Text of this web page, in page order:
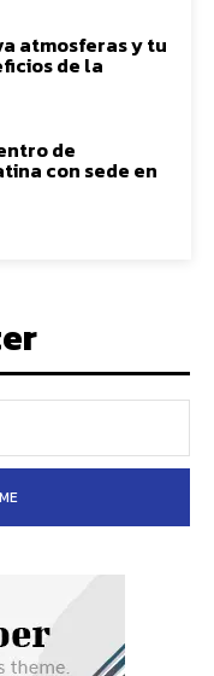
atmosferas y tu
de la
de
con sede en